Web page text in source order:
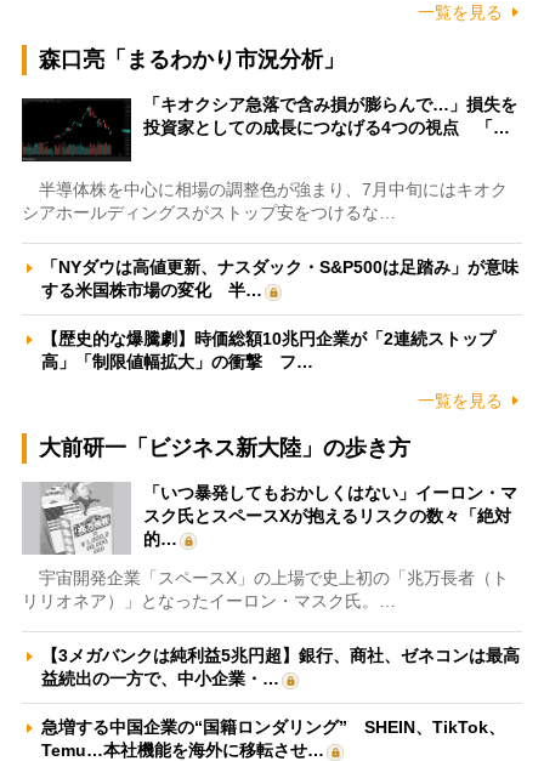
一覧を見る
森口亮「まるわかり市況分析」
「キオクシア急落で含み損が膨らんで…」損失を
投資家としての成長につなげる4つの視点 「…
半導体株を中心に相場の調整色が強まり、7月中旬にはキオク
シアホールディングスがストップ安をつけるな…
「NYダウは高値更新、ナスダック・S&P500は足踏み」が意味
する米国株市場の変化 半…
【歴史的な爆騰劇】時価総額10兆円企業が「2連続ストップ
高」「制限値幅拡大」の衝撃 フ…
一覧を見る
大前研一「ビジネス新大陸」の歩き方
「いつ暴発してもおかしくはない」イーロン・マ
スク氏とスペースXが抱えるリスクの数々「絶対
的…
宇宙開発企業「スペースX」の上場で史上初の「兆万長者（ト
リリオネア）」となったイーロン・マスク氏。…
【3メガバンクは純利益5兆円超】銀行、商社、ゼネコンは最高
益続出の一方で、中小企業・…
急増する中国企業の“国籍ロンダリング” SHEIN、TikTok、
Temu…本社機能を海外に移転させ…